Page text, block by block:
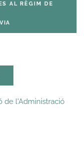
AL RÈGIM DE
de l'Administració